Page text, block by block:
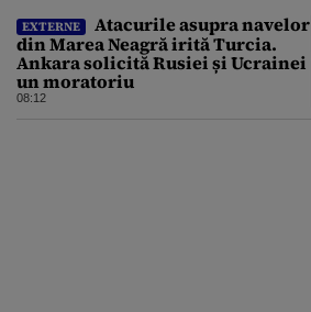
EXTERNE
Atacurile asupra navelor
din Marea Neagră irită Turcia.
Ankara solicită Rusiei și Ucrainei
un moratoriu
08:12